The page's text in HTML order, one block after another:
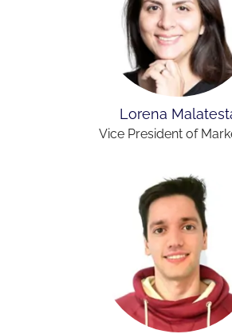
Lorena
Vice President of